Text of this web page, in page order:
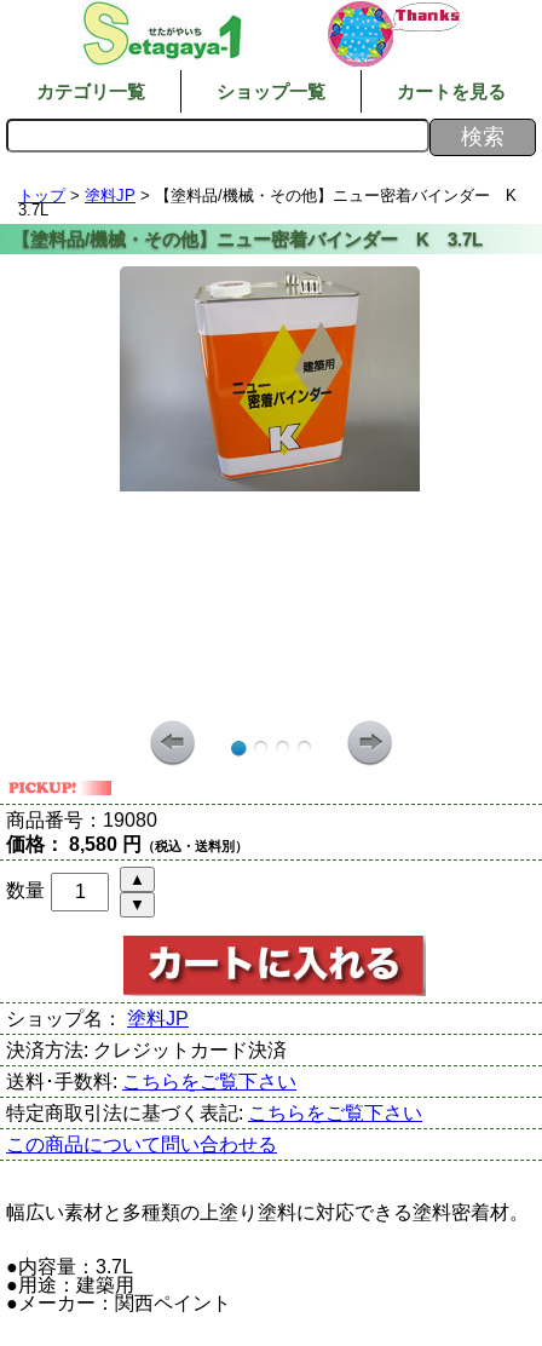
カテゴリ一覧 ショップ一覧 カートを見る
トップ> 塗料JP > 【塗料品/機械・その他】ニュー密着バインダー K
3.7L
商品番号： 19080
価格： 8,580 円 （税込・送料別）
数量
ショップ名： 塗料JP
決済方法: クレジットカード決済
送料･手数料: こちらをご覧下さい
特定商取引法に基づく表記: こちらをご覧下さい
この商品について問い合わせる
幅広い素材と多種類の上塗り塗料に対応できる塗料密着材。
●内容量：3.7L
●用途：建築用
●メーカー：関西ペイント